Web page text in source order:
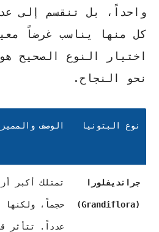
واحداً، بل تنقسم إلى
كل منها يناسب غرضاً
اختيار النوع الصحيح
نحو النجاح.
نوع البتونيا الوصف
جرانديفلورا
(Grandiflora)
تمتلك أكبر
حجماً، ولكنها
عدداً. تتأثر